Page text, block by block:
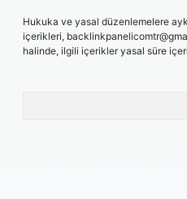
Hukuka ve yasal düzenlemelere
içerikleri,
halinde, ilgili içerikler yasal süre